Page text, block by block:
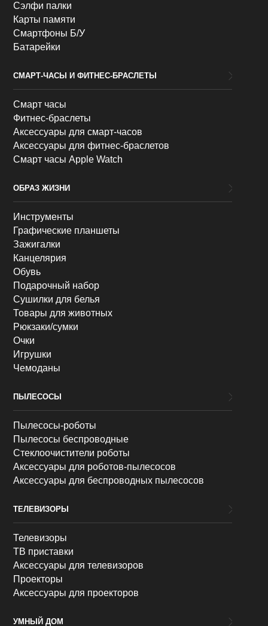
Сэлфи палки
Карты памяти
Смартфоны Б/У
Батарейки
СМАРТ-ЧАСЫ И ФИТНЕС-БРАСЛЕТЫ
Смарт часы
Фитнес-браслеты
Аксессуары для смарт-часов
Аксессуары для фитнес-браслетов
Смарт часы Apple Watch
ОБРАЗ ЖИЗНИ
Инструменты
Графические планшеты
Зажигалки
Канцелярия
Обувь
Подарочный набор
Сушилки для белья
Товары для животных
Рюкзаки/сумки
Очки
Игрушки
Чемоданы
ПЫЛЕСОСЫ
Пылесосы-роботы
Пылесосы беспроводные
Стеклоочистители роботы
Аксессуары для роботов-пылесосов
Аксессуары для беспроводных пылесосов
ТЕЛЕВИЗОРЫ
Телевизоры
ТВ приставки
Аксессуары для телевизоров
Проекторы
Аксессуары для проекторов
УМНЫЙ ДОМ